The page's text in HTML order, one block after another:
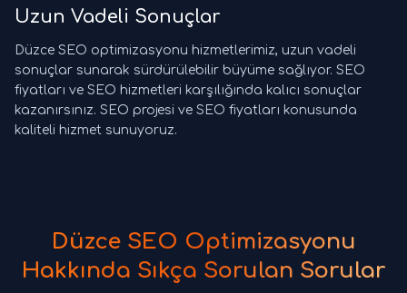
Uzun Vadeli Sonuçlar
Düzce SEO optimizasyonu hizmetlerimiz, uzun vadeli
sonuçlar sunarak sürdürülebilir büyüme sağlıyor. SEO
fiyatları ve SEO hizmetleri karşılığında kalıcı sonuçlar
kazanırsınız. SEO projesi ve SEO fiyatları konusunda
kaliteli hizmet sunuyoruz.
Düzce SEO Optimizasyonu
Hakkında Sıkça Sorulan Sorular